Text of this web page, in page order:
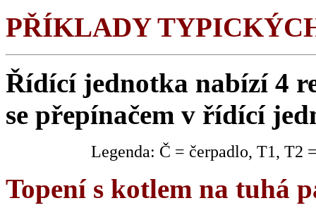
PŘÍKLADY
Řídící jednotka nabízí 4
se přepínačem v řídící
Legenda: Č = čerpadlo, T1, T2
Topení s kotlem na tuhá